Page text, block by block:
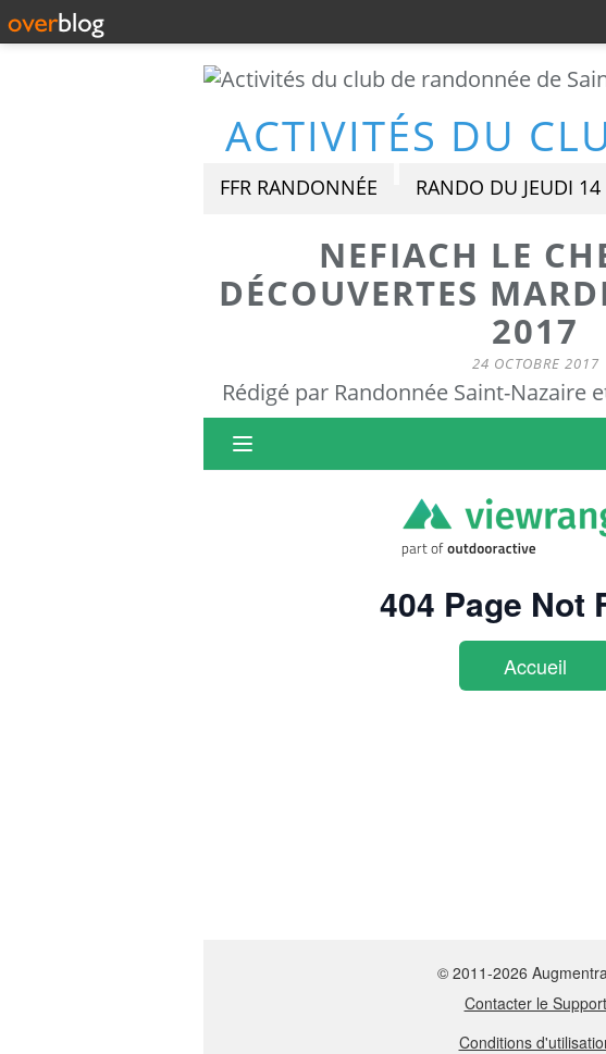
FFR RANDONNÉE RANDO DU JEUDI
NEFIACH LE
DÉCOUVERTES
2017
24 OCTOBRE 2017
Rédigé par Randonnée Saint-Nazaire